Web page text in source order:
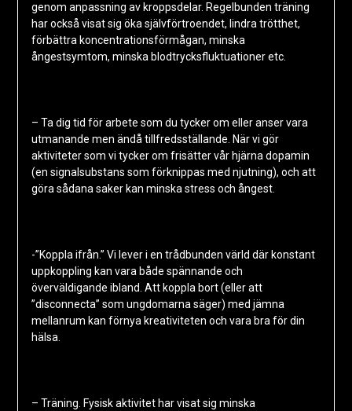
genom anpassning av kroppsdelar. Regelbunden träning
har också visat sig öka självförtroendet, lindra trötthet,
förbättra koncentrationsförmågan, minska
ångestsymtom, minska blodtrycksfluktuationer etc.
– Ta dig tid för arbete som du tycker om eller anser vara
utmanande men ändå tillfredsställande. När vi gör
aktiviteter som vi tycker om frisätter vår hjärna dopamin
(en signalsubstans som förknippas med njutning), och att
göra sådana saker kan minska stress och ångest.
-”Koppla ifrån.” Vi lever i en trådbunden värld där konstant
uppkoppling kan vara både spännande och
överväldigande ibland. Att koppla bort (eller att
”disconnecta” som ungdomarna säger) med jämna
mellanrum kan förnya kreativiteten och vara bra för din
hälsa.
– Träning. Fysisk aktivitet har visat sig minska